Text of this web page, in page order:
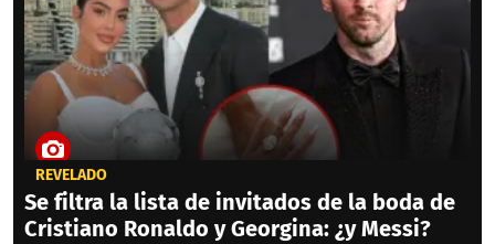
REVELADO
Se filtra la lista de invitados de la boda de
Cristiano Ronaldo y Georgina: ¿y Messi?